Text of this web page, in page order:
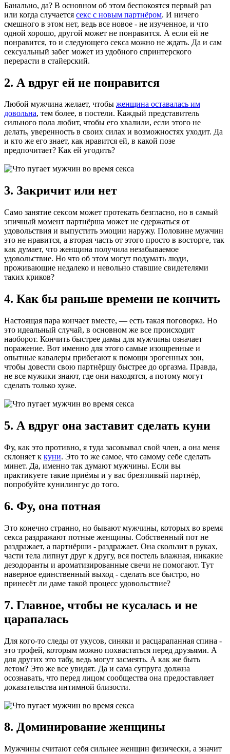
Банально, да? В основном об этом беспокоятся первый раз
или когда случается секс с новым партнёром. И ничего
смешного в этом нет, ведь все новое - не изученное, и что
одной хорошо, другой может не понравится. А если ей не
понравится, то и следующего секса можно не ждать. Да и сам
сексуальный забег может из удобного спринтерского
перерасти в стайерский.
2. А вдруг ей не понравится
Любой мужчина желает, чтобы женщина оставалась им
довольна, тем более, в постели. Каждый представитель
сильного пола любит, чтобы его хвалили, если этого не
делать, уверенность в своих силах и возможностях уходит. Да
и кто же его знает, как нравится ей, в какой позе
предпочитает? Как ей угодить?
3. Закричит или нет
Само занятие сексом может протекать безгласно, но в самый
эпичный момент партнёрша может не сдержаться от
удовольствия и выпустить эмоции наружу. Половине мужчин
это не нравится, а вторая часть от этого просто в восторге, так
как думает, что женщина получила незабываемое
удовольствие. Но что об этом могут подумать люди,
проживающие недалеко и невольно ставшие свидетелями
таких криков?
4. Как бы раньше времени не кончить
Настоящая пара кончает вместе, — есть такая поговорка. Но
это идеальный случай, в основном же все происходит
наоборот. Кончить быстрее дамы для мужчины означает
поражение. Вот именно для этого самые изощренные и
опытные кавалеры прибегают к помощи эрогенных зон,
чтобы довести свою партнёршу быстрее до оргазма. Правда,
не все мужики знают, где они находятся, а потому могут
сделать только хуже.
5. А вдруг она заставит сделать куни
Фу, как это противно, я туда засовывал свой член, а она меня
склоняет к куни. Это то же самое, что самому себе сделать
минет. Да, именно так думают мужчины. Если вы
практикуете такие приёмы и у вас брезгливый партнёр,
попробуйте кунилингус до того.
6. Фу, она потная
Это конечно странно, но бывают мужчины, которых во время
секса раздражают потные женщины. Собственный пот не
раздражает, а партнёрши - раздражает. Она скользит в руках,
части тела липнут друг к другу, вся постель влажная, никакие
дезодоранты и ароматизированные свечи не помогают. Тут
наверное единственный выход - сделать все быстро, но
принесёт ли даме такой процесс удовольствие?
7. Главное, чтобы не кусалась и не
царапалась
Для кого-то следы от укусов, синяки и расцарапанная спина -
это трофей, которым можно похвастаться перед друзьями. А
для других это табу, ведь могут засмеять. А как же быть
летом? Это же все увидят. Да и сама супруга должна
осознавать, что перед лицом сообщества она предоставляет
доказательства интимной близости.
8. Доминирование женщины
Мужчины считают себя сильнее женщин физически, а значит